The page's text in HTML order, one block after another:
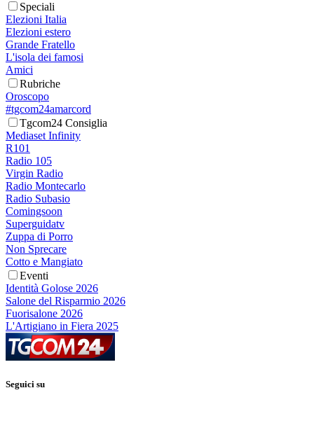
Speciali
Elezioni Italia
Elezioni estero
Grande Fratello
L'isola dei famosi
Amici
Rubriche
Oroscopo
#tgcom24amarcord
Tgcom24 Consiglia
Mediaset Infinity
R101
Radio 105
Virgin Radio
Radio Montecarlo
Radio Subasio
Comingsoon
Superguidatv
Zuppa di Porro
Non Sprecare
Cotto e Mangiato
Eventi
Identità Golose 2026
Salone del Risparmio 2026
Fuorisalone 2026
L'Artigiano in Fiera 2025
Seguici su